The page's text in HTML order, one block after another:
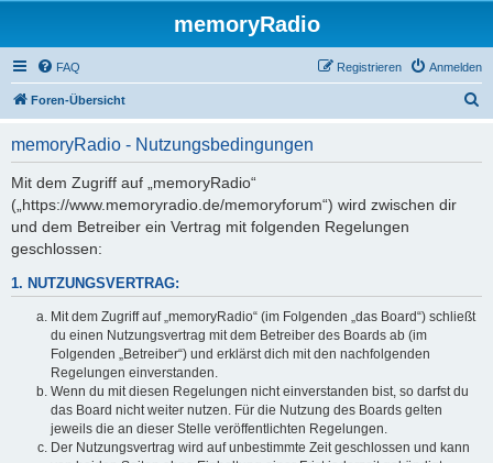
memoryRadio
FAQ Anmelden
Registrieren
Foren-Übersicht
memoryRadio - Nutzungsbedingungen
Mit dem Zugriff auf „memoryRadio“
(„https://www.memoryradio.de/memoryforum“) wird zwischen dir
und dem Betreiber ein Vertrag mit folgenden Regelungen
geschlossen:
1. NUTZUNGSVERTRAG:
Mit dem Zugriff auf „memoryRadio“ (im Folgenden „das Board“) schließt
du einen Nutzungsvertrag mit dem Betreiber des Boards ab (im
Folgenden „Betreiber“) und erklärst dich mit den nachfolgenden
Regelungen einverstanden.
Wenn du mit diesen Regelungen nicht einverstanden bist, so darfst du
das Board nicht weiter nutzen. Für die Nutzung des Boards gelten
jeweils die an dieser Stelle veröffentlichten Regelungen.
Der Nutzungsvertrag wird auf unbestimmte Zeit geschlossen und kann